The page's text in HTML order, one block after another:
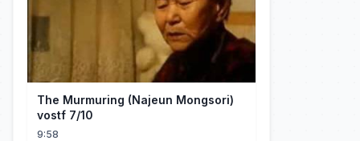
The Murmuring (Najeun Mongsori)
vostf 7/10
9:58